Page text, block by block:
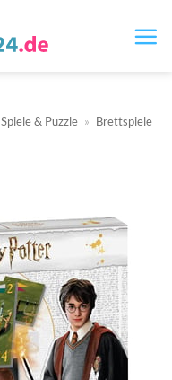
Spiele & Puzzle » Brettspiele